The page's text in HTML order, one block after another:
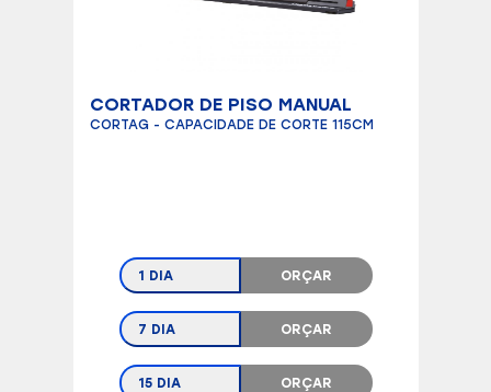
CORTADOR DE PISO MANUAL
CORTAG - CAPACIDADE DE CORTE 115CM
1 DIA ORÇAR
7 DIA ORÇAR
15 DIA ORÇAR